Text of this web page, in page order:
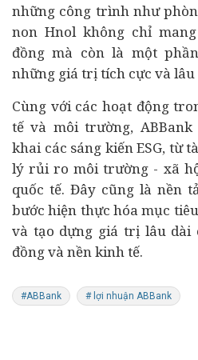
những công trình như
non Hnol không chỉ
đồng mà còn là một
những giá trị tích cực và lâu
Cùng với các hoạt động
tế và môi trường,
khai các sáng kiến ESG, từ
lý rủi ro môi trường - xã
quốc tế. Đây cũng là nền
bước hiện thực hóa mục
và tạo dựng giá trị lâu dài
đồng và nềnkinh tế.
#ABBank # lợi nhuận ABBank